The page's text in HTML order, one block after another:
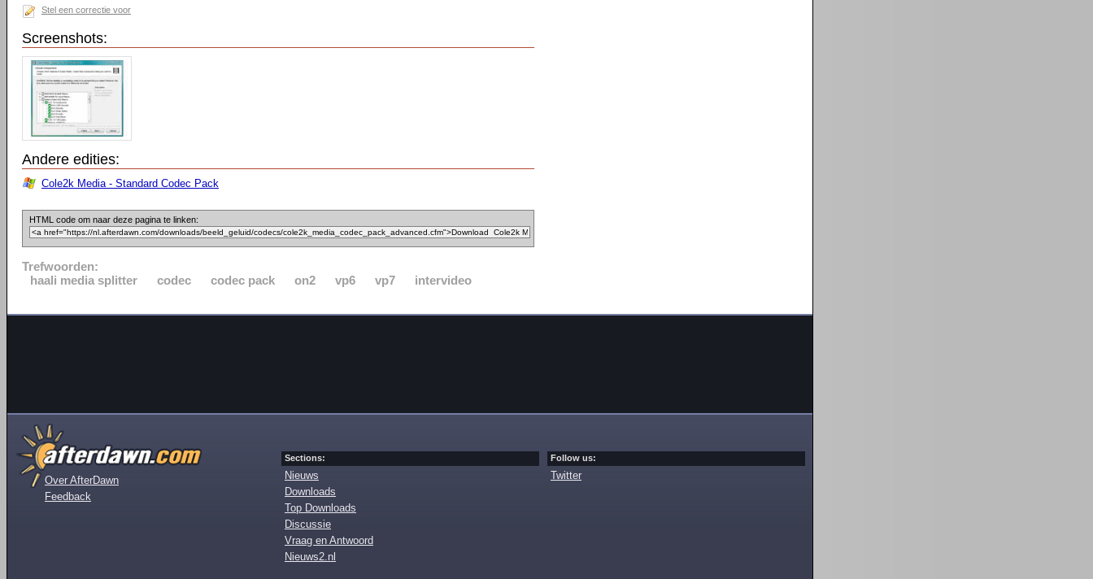
Stel een correctie voor
Screenshots:
Andere edities:
Cole2k Media - Standard Codec Pack
HTML code om naar deze pagina te linken:
Trefwoorden:
haali media splitter
codec codec pack on2 vp6 vp7 intervideo
Over AfterDawn
Feedback
Sections:
Nieuws
Downloads
Top Downloads
Discussie
Vraag en Antwoord
Nieuws2.nl
Follow us:
Twitter